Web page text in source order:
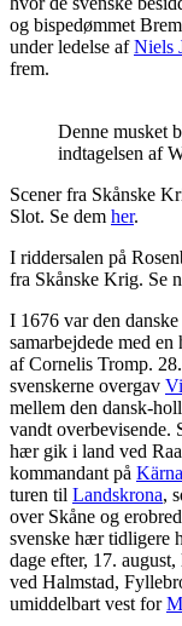
og bispedømmet
under ledelse afNiels
frem.
Denne musket
indtagelsen af
Scener fra Skånske
Slot. Se dem her.
I riddersalen på
fra Skånske Krig. Se
I 1676 var den
samarbejdede med
af Cornelis Tromp.
svenskerne overgav
mellem den dansk-
vandt overbevisende.
hær gik i land ved
kommandant på
turen til Landskrona,
over Skåne og
svenske hær tidligere
dage efter, 17.
ved Halmstad,
umiddelbart vest for